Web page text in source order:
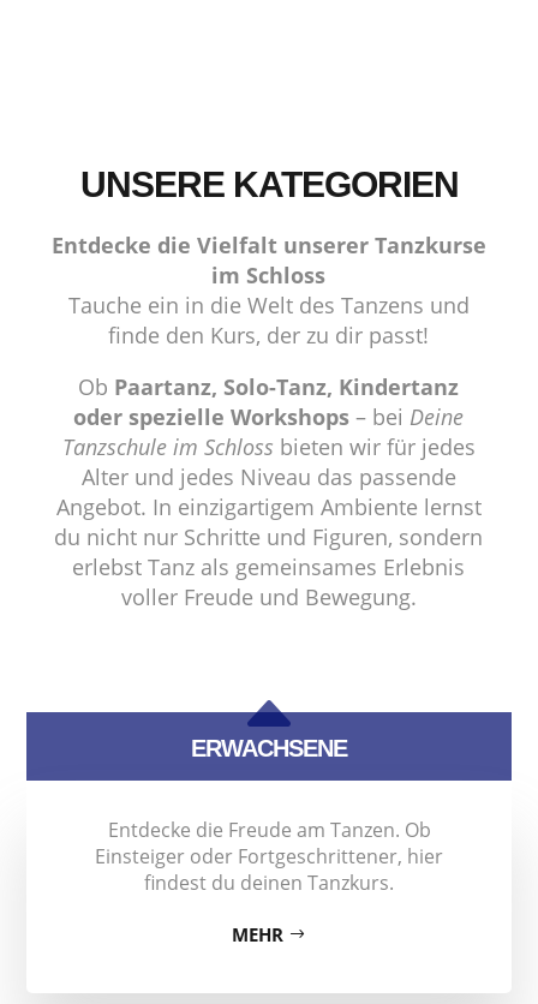
UNSERE KATEGORIEN
Entdecke die Vielfalt unserer Tanzkurse
im Schloss
Tauche ein in die Welt des Tanzens und
finde den Kurs, der zu dir passt!
Ob Paartanz, Solo-Tanz, Kindertanz
oder spezielle Workshops – bei Deine
Tanzschule im Schloss bieten wir für jedes
Alter und jedes Niveau das passende
Angebot. In einzigartigem Ambiente lernst
du nicht nur Schritte und Figuren, sondern
erlebst Tanz als gemeinsames Erlebnis
voller Freude und Bewegung.
B
ERWACHSENE
Entdecke die Freude am Tanzen. Ob
Einsteiger oder Fortgeschrittener, hier
findest du deinen Tanzkurs.
MEHR